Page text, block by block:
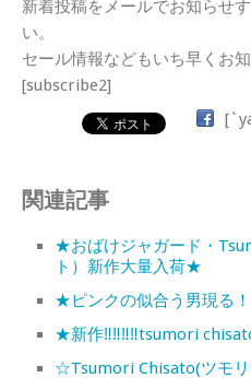
新着投稿をメールでお知らせ
い。
セール情報などもいち早くお
[subscribe2]
関連記事
★おばけジャガード・
ト）新作大量入荷★
★ピンクの似合う男現る
★新作‼‼‼‼tsumori
☆Tsumori Chisato(ツモ